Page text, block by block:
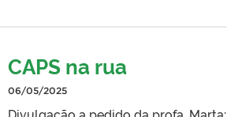
CAPS na rua
06/05/2025
Divulgação a pedido da profa. Marta: